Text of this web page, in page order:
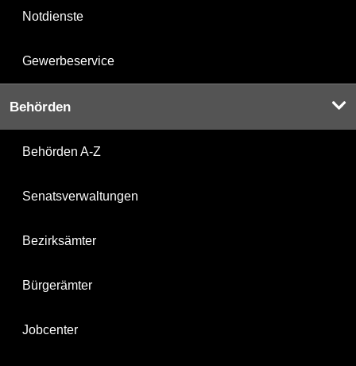
Notdienste
Gewerbeservice
Behörden
Behörden A-Z
Senatsverwaltungen
Bezirksämter
Bürgerämter
Jobcenter